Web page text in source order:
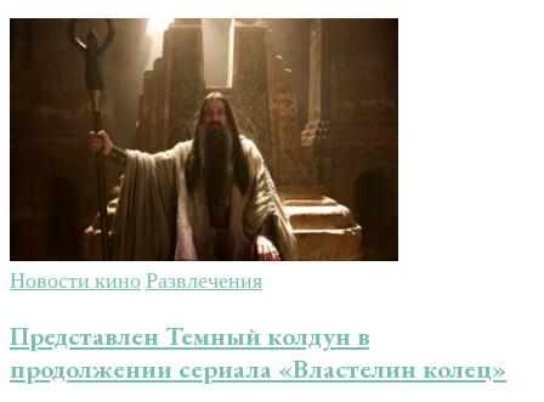
Новости киноРазвлечения
Представлен Темный колдун в
продолжении сериала «Властелин колец»